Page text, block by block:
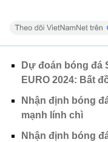
Dự đoán bóng đá
EURO 2024: Bất
Nhận định bóng
mạnh lính chì
Nhận định bóng